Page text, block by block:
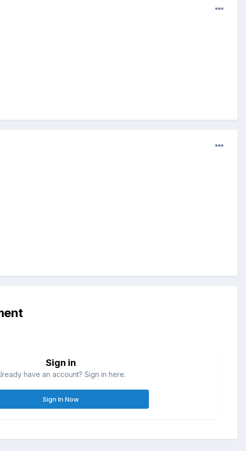
Sign in
have an account? Sign in here.
Sign In Now